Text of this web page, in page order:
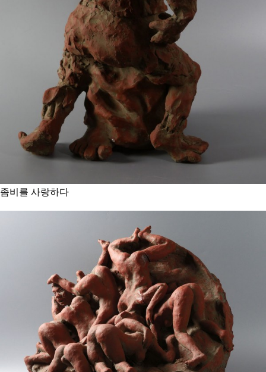
좀비를 사랑하다